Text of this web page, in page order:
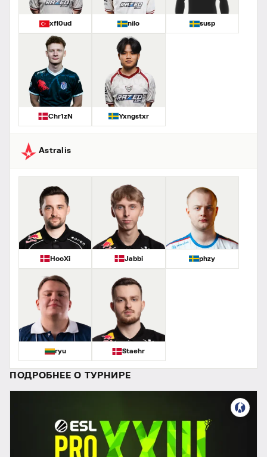
xfl0ud nilo susp
Chr1zN Yxngstxr
Astralis
HooXi Jabbi phzy
ryu Staehr
ПОДРОБНЕЕ О ТУРНИРЕ